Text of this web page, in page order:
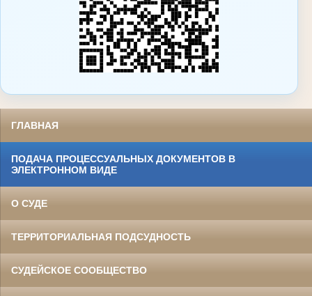
ГЛАВНАЯ
ПОДАЧА ПРОЦЕССУАЛЬНЫХ ДОКУМЕНТОВ В
ЭЛЕКТРОННОМ ВИДЕ
О СУДЕ
ТЕРРИТОРИАЛЬНАЯ ПОДСУДНОСТЬ
СУДЕЙСКОЕ СООБЩЕСТВО